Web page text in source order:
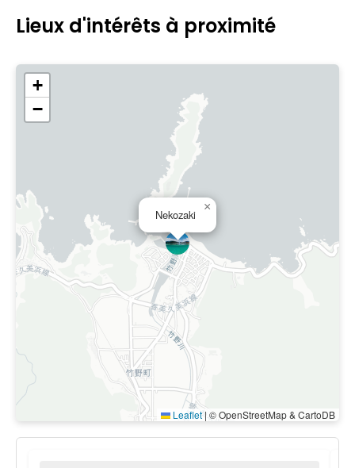
Lieux d'intérêts à proximité
Nekozaki
×
+
−
Leaflet | © OpenStreetMap & CartoDB